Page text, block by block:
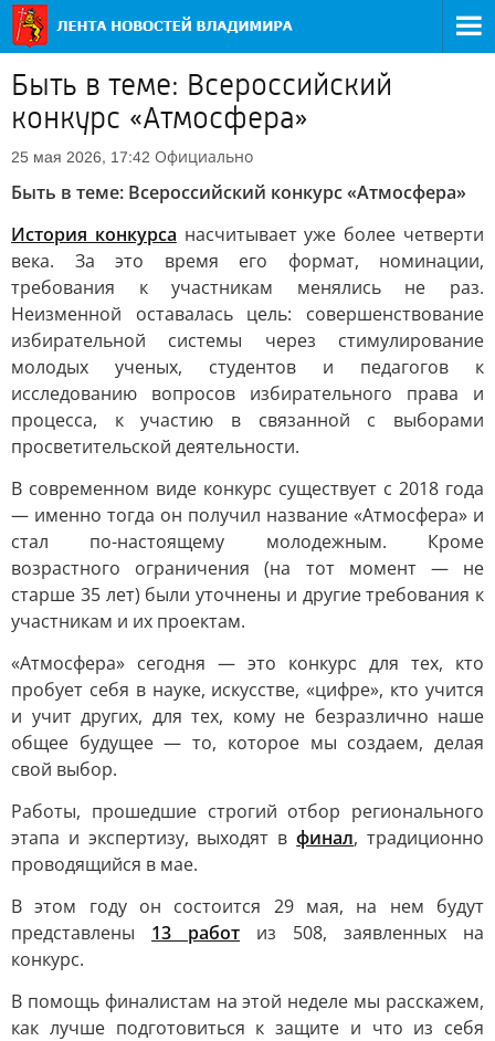
Быть в теме: Всероссийский
конкурс «Атмосфера»
25 мая 2026, 17:42 Официально
Быть в теме: Всероссийский конкурс «Атмосфера»
История конкурса насчитывает уже более четверти
века. За это время его формат, номинации,
требования к участникам менялись не раз.
Неизменной оставалась цель: совершенствование
избирательной системы через стимулирование
молодых ученых, студентов и педагогов к
исследованию вопросов избирательного права и
процесса, к участию в связанной с выборами
просветительской деятельности.
В современном виде конкурс существует с 2018 года
— именно тогда он получил название «Атмосфера» и
стал по-настоящему молодежным. Кроме
возрастного ограничения (на тот момент — не
старше 35 лет) были уточнены и другие требования к
участникам и их проектам.
«Атмосфера» сегодня — это конкурс для тех, кто
пробует себя в науке, искусстве, «цифре», кто учится
и учит других, для тех, кому не безразлично наше
общее будущее — то, которое мы создаем, делая
свой выбор.
Работы, прошедшие строгий отбор регионального
этапа и экспертизу, выходят вфинал, традиционно
проводящийся в мае.
В этом году он состоится 29 мая, на нем будут
представлены 13 работ из 508, заявленных на
конкурс.
В помощь финалистам на этой неделе мы расскажем,
как лучше подготовиться к защите и что из себя